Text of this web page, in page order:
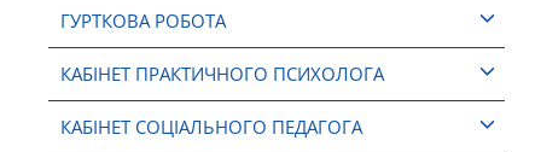
ГУРТКОВА РОБОТА
КАБІНЕТ ПРАКТИЧНОГО ПСИХОЛОГА
КАБІНЕТ СОЦІАЛЬНОГО ПЕДАГОГА